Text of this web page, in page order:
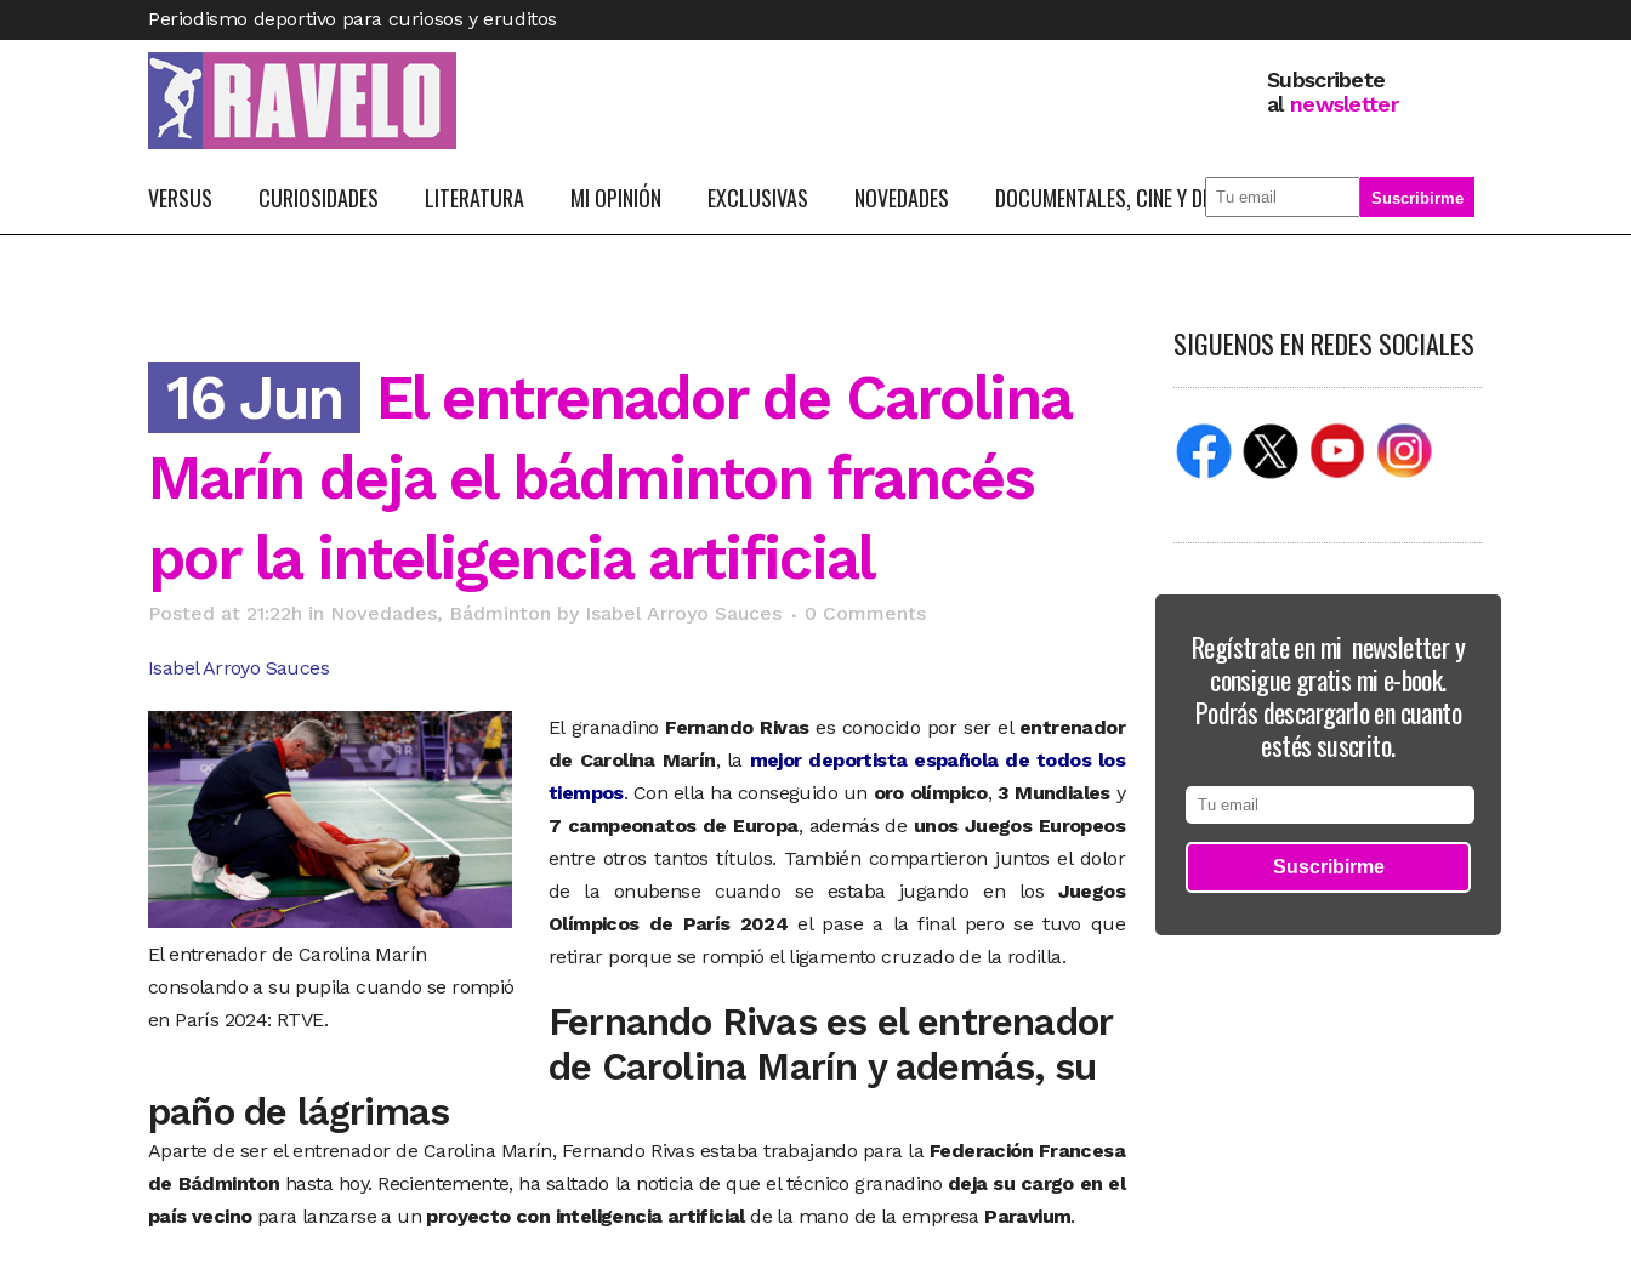
Periodismo deportivo para curiosos y eruditos
Subscribete
al newsletter
VERSUS CURIOSIDADES LITERATURA MI OPINIÓN EXCLUSIVAS NOVEDADES DOCUMENTALES, CINE Y DEPORTE SOBRE MÍ
16 Jun El entrenador de Carolina
Marín deja el bádminton francés
por la inteligencia artificial
Posted at 21:22h in Novedades, Bádminton by Isabel Arroyo Sauces 0 Comments
Isabel Arroyo Sauces
El entrenador de Carolina Marín
consolando a su pupila cuando se rompió
en París 2024: RTVE.
El granadino Fernando Rivases conocido por ser el entrenador
de Carolina Marín, la mejor deportista española de todos los
tiempos. Con ella ha conseguido un oro olímpico, 3 Mundialesy
7 campeonatos de Europa, además de unos Juegos Europeos
entre otros tantos títulos. También compartieron juntos el dolor
de la onubense cuando se estaba jugando en los Juegos
Olímpicos de París 2024 el pase a la final pero se tuvo que
retirar porque se rompió el ligamento cruzado de la rodilla.
Fernando Rivas es el entrenador
de Carolina Marín y además, su
paño de lágrimas
Aparte de ser el entrenador de Carolina Marín, Fernando Rivas estaba trabajando para la Federación Francesa
de Bádminton hasta hoy. Recientemente, ha saltado la noticia de que el técnico granadino deja su cargo en el
país vecinopara lanzarse a un proyecto con inteligencia artificialde la mano de la empresa Paravium.
SIGUENOS EN REDES SOCIALES
Regístrate en mi newsletter y
consigue gratis mi e-book.
Podrás descargarlo en cuanto
estés suscrito.